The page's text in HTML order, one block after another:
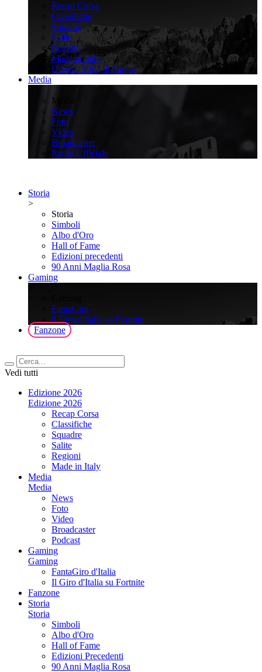
Recap Corsa
Classifiche
Squadre
Salite
Regioni
Made in Italy
Diventa Città di Tappa
Media
Media
News
Foto
Video
Broadcaster
Radio Ufficiale
Storia
>
Storia
Simboli
Albo d'Oro
Hall of Fame
Edizioni precedenti
90 Anni Maglia Rosa
Gaming
FantaGiro
ll Giro d'Italia su Fortnite
Fanzone
Vedi tutti
Edizione 2026
Edizione 2026
Recap Corsa
Classifiche
Squadre
Salite
Regioni
Made in Italy
Media
Media
News
Foto
Video
Broadcaster
Podcast
Gaming
Gaming
FantaGiro d'Italia
Il Giro d'Italia su Fortnite
Fanzone
Storia
Storia
Simboli
Albo d'Oro
Hall of Fame
Edizioni Precedenti
90 Anni Maglia Rosa